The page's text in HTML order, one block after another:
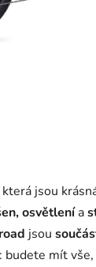
jsou
osvětlenía
jsou
budete mít